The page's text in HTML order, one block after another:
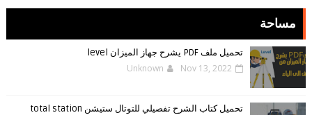
مساحة
تحميل ملف PDF يشرح جهاز الميزان level
Unknown Nov 13, 2022
تحميل كتاب الشرح تفصيلي للتوتال ستيشن total station